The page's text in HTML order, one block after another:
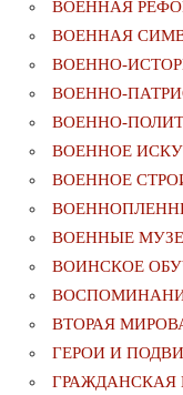
ВОЕННАЯ
ВОЕННАЯ
ВОЕННО-
ВОЕННО-
ВОЕННО-
ВОЕННОЕ
ВОЕННОЕ
ВОЕННЫЕ
ВОИНСКОЕ
ВТОРАЯ
ГЕРОИ И
ГРАЖДАНСКАЯ